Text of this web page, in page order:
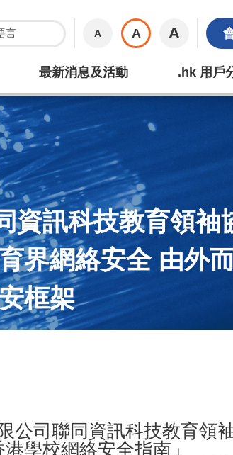
A A A
最新消息及活動 .hk 用戶
資訊科技教育領袖
界網絡安全 由外
框架
公司聯同資訊科技教育領
學校網絡安全指南」